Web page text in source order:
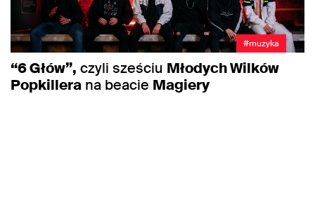
#muzyka
“6 Głów”, czyli sześciu Młodych Wilków
Popkillera na beacie Magiery